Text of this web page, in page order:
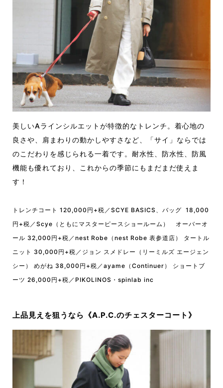
美しいAラインシルエットが特徴的なトレンチ。着心地の
良さや、肩まわりの動かしやすさなど、「サイ」ならでは
のこだわりを感じられる一着です。耐水性、防水性、防風
機能も優れており、これからの季節にもまだまだ使えま
す！
トレンチコート 120,000円+税／SCYE BASICS、バッグ 18,000
円+税／Scye（ともにマスターピースショールーム） オーバーオ
ール 32,000円+税／nest Robe（nest Robe 表参道店） タートル
ニット 30,000円+税／ジョン スメドレー（リーミルズ エージェン
シー） めがね 38,000円+税／ayame（Continuer） ショートブ
ーツ 26,000円+税／PIKOLINOS・spinlab inc
上品見えを狙うなら《A.P.C.のチェスターコート》